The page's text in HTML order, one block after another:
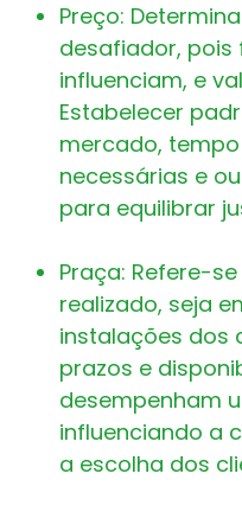
Preço:
desafiador, pois
influenciam, e
Estabelecer
mercado,
necessárias e
para equilibrar
Praça: Refere-
realizado, seja
instalações dos
prazos e
desempenham
influenciando a
a escolha dos